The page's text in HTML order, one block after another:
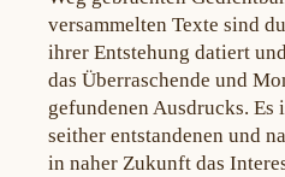
versammelten Texte sind
ihrer Entstehung datiert
das Überraschende und
gefundenen Ausdrucks. Es
seither entstandenen und
in naher Zukunft das